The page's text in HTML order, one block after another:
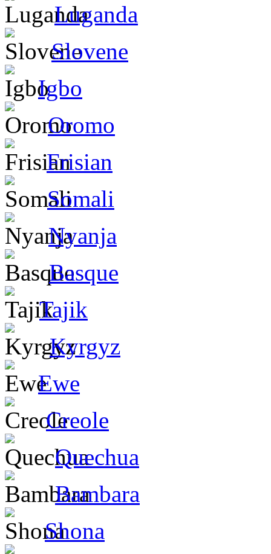
Luganda
Slovene
Igbo
Oromo
Frisian
Somali
Nyanja
Basque
Tajik
Kyrgyz
Ewe
Creole
Quechua
Bambara
Shona